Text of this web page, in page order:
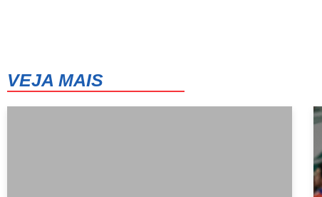
VEJA MAIS